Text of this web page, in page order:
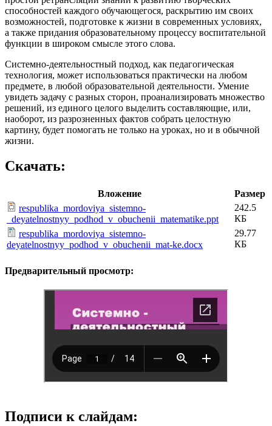
способностей каждого обучающегося, раскрытию им своих
возможностей, подготовке к жизни в современных условиях,
а также придания образовательному процессу воспитательной
функции в широком смысле этого слова.
Системно-деятельностный подход, как педагогическая
технология, может использоваться практически на любом
предмете, в любой образовательной деятельности. Умение
увидеть задачу с разных сторон, проанализировать множество
решений, из единого целого выделить составляющие, или,
наоборот, из разрозненных фактов собрать целостную
картину, будет помогать не только на уроках, но и в обычной
жизни.
Скачать:
Вложение
Размер
respublika_mordoviya_sistemno-
_deyatelnostnyy_podhod_v_obuchenii_matematike.ppt
242.5
КБ
respublika_mordoviya_sistemno-
deyatelnostnyy_podhod_v_obuchenii_mat-ke.docx
29.77
КБ
Предварительный просмотр:
Подписи к слайдам: